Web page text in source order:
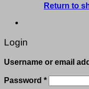
Return to
Login
Username or email
Password *Required